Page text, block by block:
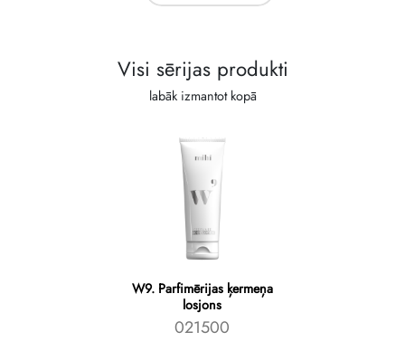
Visi sērijas produkti
labāk izmantot kopā
W9. Parfimērijas ķermeņa
losjons
021500